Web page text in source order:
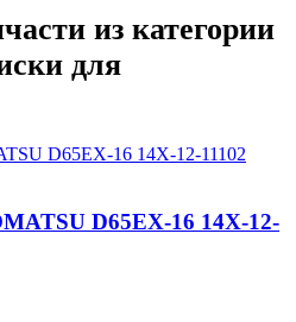
из категории
для
D65EX-16 14X-12-